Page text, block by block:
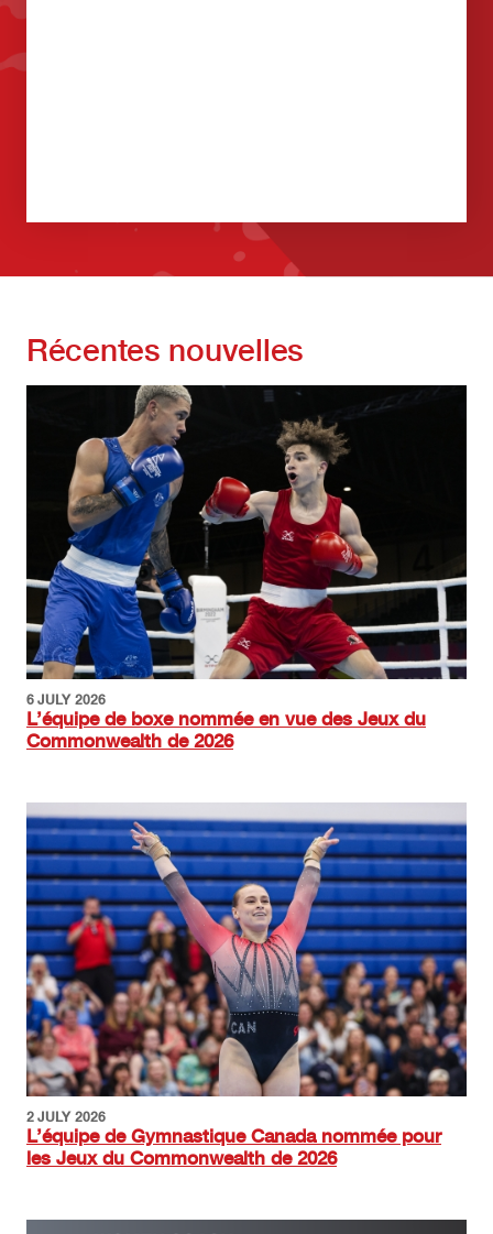
Récentes nouvelles
6 JULY 2026
L’équipe de boxe nommée en vue des Jeux du
Commonwealth de 2026
Image
2 JULY 2026
L’équipe de Gymnastique Canada nommée pour
les Jeux du Commonwealth de 2026